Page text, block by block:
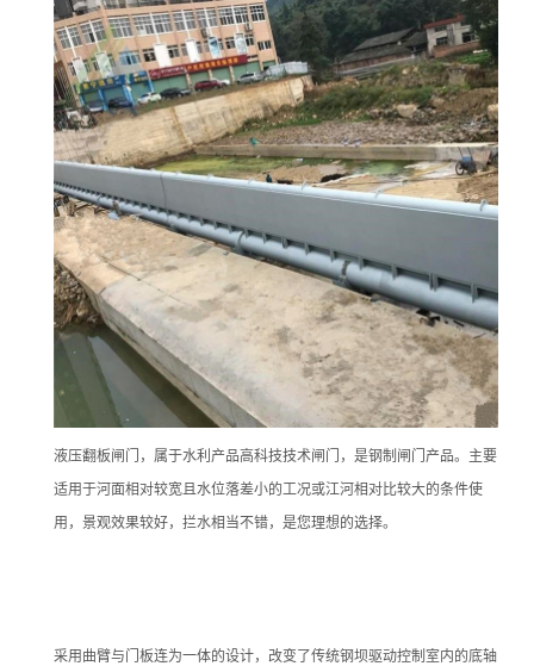
液压翻板闸门，属于水利产品高科技技术闸门，是钢制闸门产品。主要
适用于河面相对较宽且水位落差小的工况或江河相对比较大的条件使
用，景观效果较好，拦水相当不错，是您理想的选择。
采用曲臂与门板连为一体的设计，改变了传统钢坝驱动控制室内的底轴